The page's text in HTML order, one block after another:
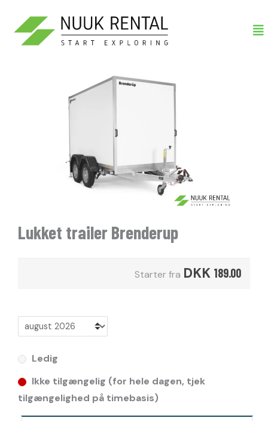
indholdet
Lukket trailer Brenderup
Starter fra DKK 189.00
Ledig
Ikke tilgængelig (for hele dagen, tjek
tilgængelighed på timebasis)